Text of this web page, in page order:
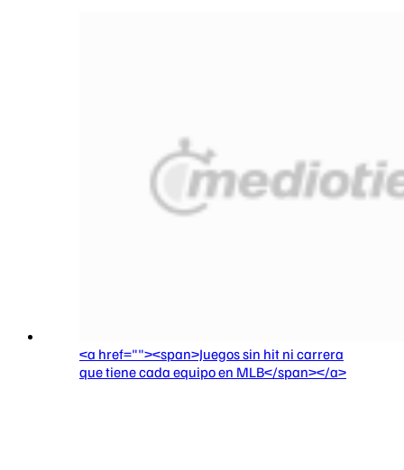
<a href=""><span>Juegos sin hit ni carrera
que tiene cada equipo en MLB</span></a>